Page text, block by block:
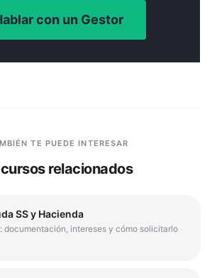
con un Gestor
TE PUEDE INTERESAR
relacionados
SS y Hacienda
documentación, intereses y cómo solicitarlo